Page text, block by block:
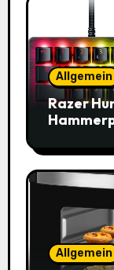
Allgemein
Razer
Allgemein